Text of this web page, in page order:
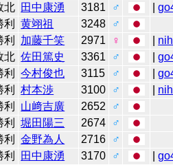
北 田中康湧 3181 ♂ |
利 黄翊祖 3248
♂
利 加藤千笑 2971 ♀
北 佐田篤史 3361 ♂ |
利 今村俊也 3115 ♂ |
利 村本渉 3100 ♂
利 山﨑吉廣 2652
♂
利 堀田陽三 2674
♂
利 金野為人 2716
♂
利 田中康湧 3170 ♂ |